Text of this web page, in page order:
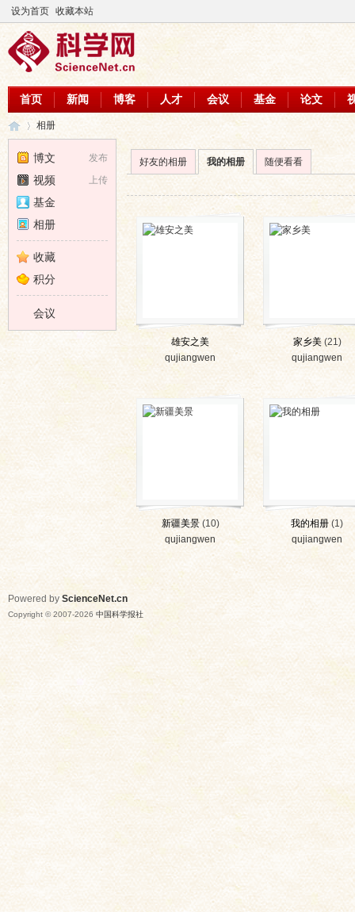
设为首页 收藏本站
首页 新闻 博客 人才 会议 基金 论文
›
相册
发布
博文
上传
视频
基金
相册
收藏
积分
会议
好友的相册 我的相册 随便看看
雄安之美
qujiangwen
家乡美(21)
qujiangwen
新疆美景(10)
qujiangwen
我的相册(1)
qujiangwen
Powered by ScienceNet.cn
Copyright © 2007-2026 中国科学报社